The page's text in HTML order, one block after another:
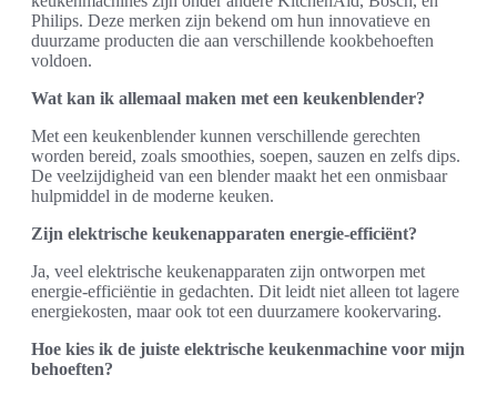
Philips. Deze merken zijn bekend om hun innovatieve en
duurzame producten die aan verschillende kookbehoeften
voldoen.
Wat kan ik allemaal maken met een keukenblender?
Met een keukenblender kunnen verschillende gerechten
worden bereid, zoals smoothies, soepen, sauzen en zelfs dips.
De veelzijdigheid van een blender maakt het een onmisbaar
hulpmiddel in de moderne keuken.
Zijn elektrische keukenapparaten energie-efficiënt?
Ja, veel elektrische keukenapparaten zijn ontworpen met
energie-efficiëntie in gedachten. Dit leidt niet alleen tot lagere
energiekosten, maar ook tot een duurzamere kookervaring.
Hoe kies ik de juiste elektrische keukenmachine voor mijn
behoeften?